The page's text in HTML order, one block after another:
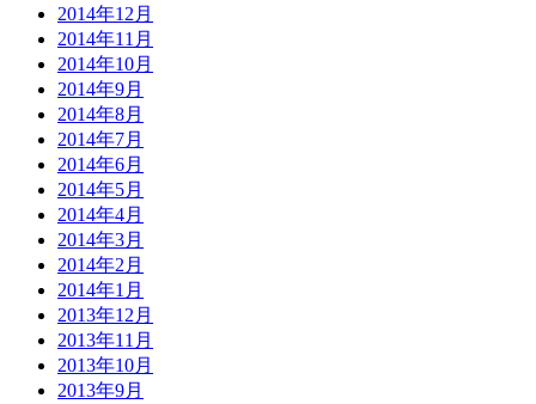
2014年12月
2014年11月
2014年10月
2014年9月
2014年8月
2014年7月
2014年6月
2014年5月
2014年4月
2014年3月
2014年2月
2014年1月
2013年12月
2013年11月
2013年10月
2013年9月